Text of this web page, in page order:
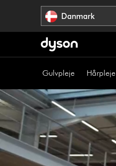
Danmark
Gulvpleje Hårpleje